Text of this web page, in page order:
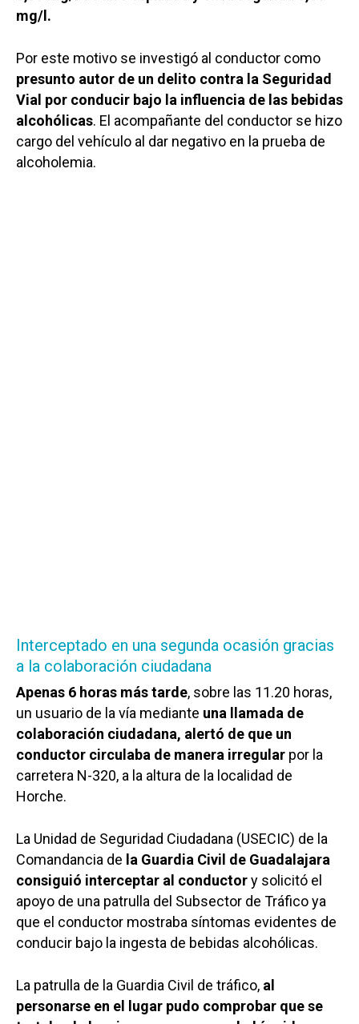
mg/l.
Por este motivo se investigó al conductor como
presunto autor de un delito contra la Seguridad
Vial por conducir bajo la influencia de las bebidas
alcohólicas. El acompañante del conductor se hizo
cargo del vehículo al dar negativo en la prueba de
alcoholemia.
Interceptado en una segunda ocasión gracias
a la colaboración ciudadana
Apenas 6 horas más tarde, sobre las 11.20 horas,
un usuario de la vía mediante una llamada de
colaboración ciudadana, alertó de que un
conductor circulaba de manera irregular por la
carretera N-320, a la altura de la localidad de
Horche.
La Unidad de Seguridad Ciudadana (USECIC) de la
Comandancia de la Guardia Civil de Guadalajara
consiguió interceptar al conductory solicitó el
apoyo de una patrulla del Subsector de Tráfico ya
que el conductor mostraba síntomas evidentes de
conducir bajo la ingesta de bebidas alcohólicas.
La patrulla de la Guardia Civil de tráfico, al
personarse en el lugar pudo comprobar que se